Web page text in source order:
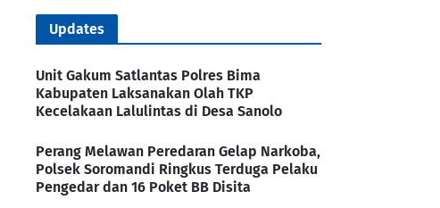
Updates
Unit Gakum Satlantas Polres Bima
Kabupaten Laksanakan Olah TKP
Kecelakaan Lalulintas di Desa Sanolo
Perang Melawan Peredaran Gelap Narkoba,
Polsek Soromandi Ringkus Terduga Pelaku
Pengedar dan 16 Poket BB Disita